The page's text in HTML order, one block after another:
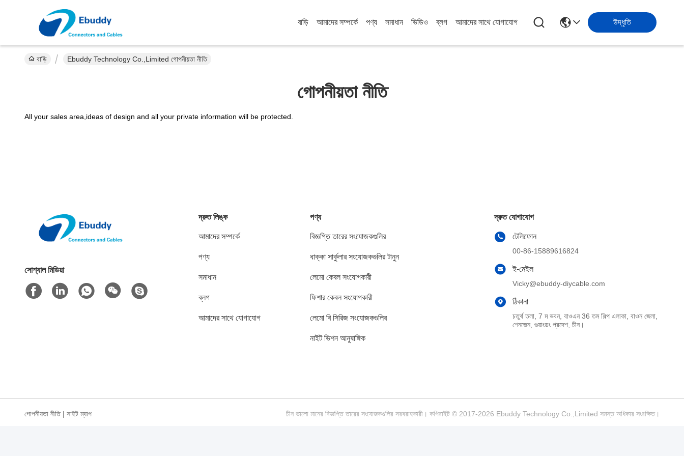
বাড়ি আমাদের সম্পর্কে পণ্য সমাধান ভিডিও ব্লগ আমাদের সাথে যোগাযোগ উদ্ধৃতি
বাড়ি Ebuddy Technology Co.,Limited গোপনীয়তা নীতি
গোপনীয়তা নীতি
All your sales area,ideas of design and all your private information will be protected.
সোশ্যাল মিডিয়া
দ্রুত লিঙ্ক
আমাদের সম্পর্কে
পণ্য
সমাধান
ব্লগ
আমাদের সাথে যোগাযোগ
পণ্য
বিজ্ঞপ্তি তারের সংযোজকগুলির
ধাক্কা সার্কুলার সংযোজকগুলির টানুন
লেমো কেবল সংযোগকারী
ফিশার কেবল সংযোগকারী
লেমো বি সিরিজ সংযোজকগুলির
নাইট ভিশন আনুষাঙ্গিক
দ্রুত যোগাযোগ
টেলিফোন
00-86-15889616824
ই-মেইল
Vicky@ebuddy-diycable.com
ঠিকানা
চতুর্থ তলা, 7 ম ভবন, বাওএন 36 তম শিল্প এলাকা, বাওন জেলা,
শেনজেন, গুয়াংডং প্রদেশ, চীন।
গোপনীয়তা নীতি| সাইট ম্যাপ চীন ভালো মানের বিজ্ঞপ্তি তারের সংযোজকগুলির সরবরাহকারী। কপিরাইট © 2017-2026 Ebuddy Technology Co.,Limited সমস্ত অধিকার সংরক্ষিত।